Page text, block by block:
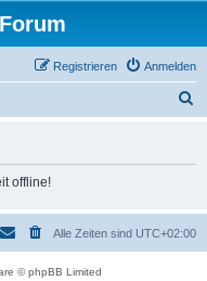
Anmelden
Registrieren
offline!
Alle Zeiten sind UTC+02:00
© phpBB Limited